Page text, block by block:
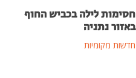
חסימות לילה בכביש החוף
באזור נתניה
חדשות מקומיות